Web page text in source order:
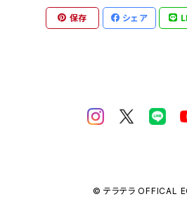
黒田かほ
保存 シェア
© テラテラ OFFICAL